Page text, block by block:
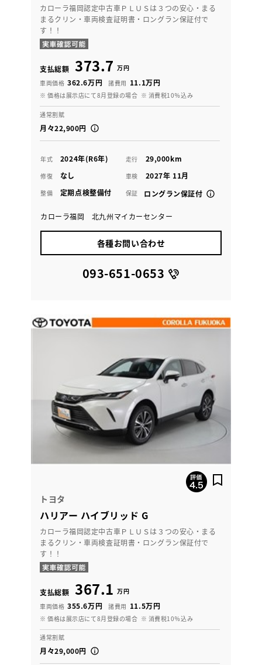
カローラ福岡認定中古車ＰＬＵＳは３つの安心・まる
まるクリン・車両検査証明書・ロングラン保証付で
す！！
支払総額 373.7 万円
車両価格 362.6万円 諸費用 11.1万円
※ 価格は展示店にて8月登録の場合 ※ 消費税10％込み
通常割賦
月々22,900円
年式 2024年(R6年) 走行 29,000km
修復 なし 車検 2027年 11月
整備 定期点検整備付 保証 ロングラン保証付
カローラ福岡 北九州マイカーセンター
各種お問い合わせ
093-651-0653
トヨタ
ハリアー ハイブリッド G
カローラ福岡認定中古車ＰＬＵＳは３つの安心・まる
まるクリン・車両検査証明書・ロングラン保証付で
す！！
支払総額 367.1 万円
車両価格 355.6万円 諸費用 11.5万円
※ 価格は展示店にて8月登録の場合 ※ 消費税10％込み
通常割賦
月々29,000円